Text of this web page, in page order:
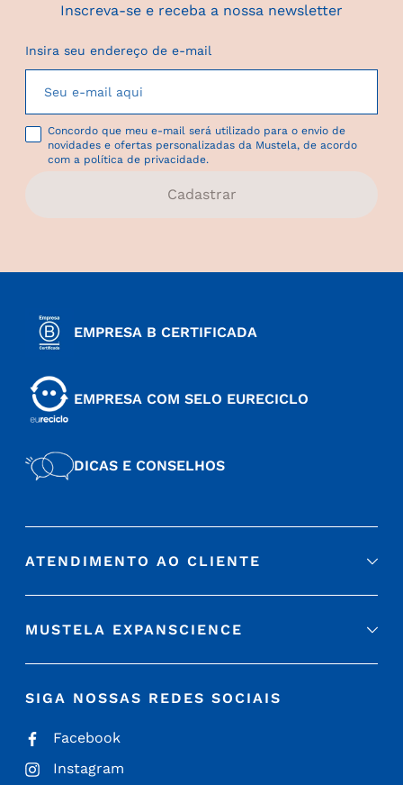
Inscreva-se e receba a nossa newsletter
Insira seu endereço de e-mail
Concordo que meu e-mail será utilizado para o envio de
novidades e ofertas personalizadas da Mustela, de acordo
com a política de privacidade.
Cadastrar
EMPRESA B CERTIFICADA
EMPRESA COM SELO EURECICLO
DICAS E CONSELHOS
ATENDIMENTO AO CLIENTE
MUSTELA EXPANSCIENCE
SIGA NOSSAS REDES SOCIAIS
Facebook
Instagram